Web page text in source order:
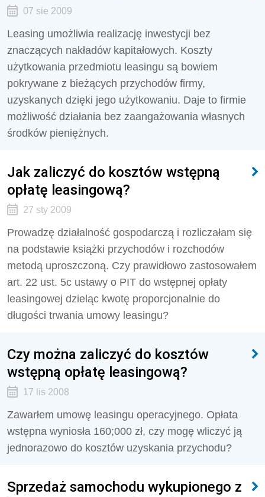
07 sie 2009
Leasing umożliwia realizację inwestycji bez
znaczących nakładów kapitałowych. Koszty
użytkowania przedmiotu leasingu są bowiem
pokrywane z bieżących przychodów firmy,
uzyskanych dzięki jego użytkowaniu. Daje to firmie
możliwość działania bez zaangażowania własnych
środków pieniężnych.
Jak zaliczyć do kosztów wstępną
opłatę leasingową?
27 sty 2009
Prowadzę działalność gospodarczą i rozliczałam się
na podstawie książki przychodów i rozchodów
metodą uproszczoną. Czy prawidłowo zastosowałem
art. 22 ust. 5c ustawy o PIT do wstępnej opłaty
leasingowej dzieląc kwotę proporcjonalnie do
długości trwania umowy leasingu?
Czy można zaliczyć do kosztów
wstępną opłatę leasingową?
17 lis 2008
Zawarłem umowę leasingu operacyjnego. Opłata
wstępna wyniosła 160;000 zł, czy mogę wliczyć ją
jednorazowo do kosztów uzyskania przychodu?
Sprzedaż samochodu wykupionego z